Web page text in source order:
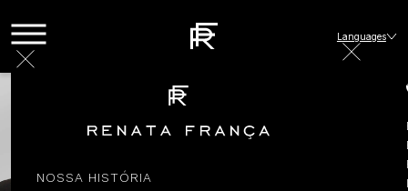
NOSSA HISTÓRIA
Languages